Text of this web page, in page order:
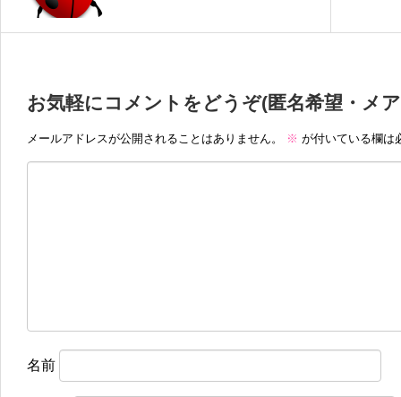
お気軽にコメントをどうぞ(匿名希望・メ
メールアドレスが公開されることはありません。 ※ が付いている欄は
名前